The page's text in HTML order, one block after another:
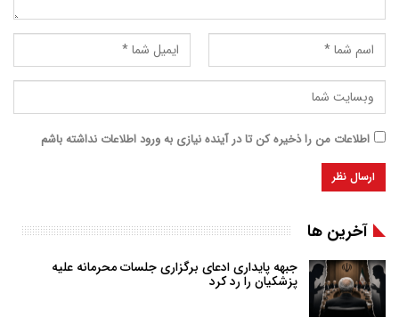
اطلاعات من را ذخیره کن تا در آینده نیازی به ورود اطلاعات نداشته باشم
آخرین ها
جبهه پایداری ادعای برگزاری جلسات محرمانه علیه
پزشکیان را رد کرد